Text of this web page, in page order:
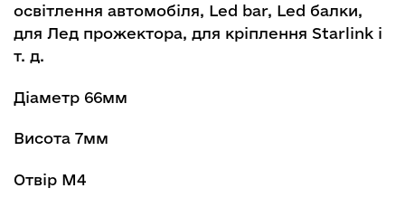
освітлення автомобіля, Led bar, Led балки,
для Лед прожектора, для кріплення Starlink і
т. д.
Діаметр 66мм
Висота 7мм
Отвір М4